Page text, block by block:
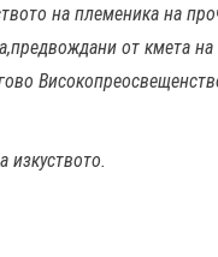
на племеника на
от кмета
изкуството.